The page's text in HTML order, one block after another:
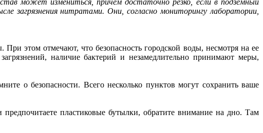
может измениться, причем достаточно резко, если в подземный
загрязнения нитратами. Они, согласно мониторингу лаборатории,
этом отмечают, что безопасность городской воды, несмотря на ее
наличие бактерий и незамедлительно принимают меры,
о безопасности. Всего несколько пунктов могут сохранить ваше
пластиковые бутылки, обратите внимание на дно. Там